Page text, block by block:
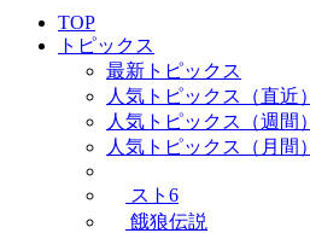
TOP
トピックス
最新トピックス
人気トピックス（直近）
人気トピックス（週間）
人気トピックス（月間）
スト6
餓狼伝説